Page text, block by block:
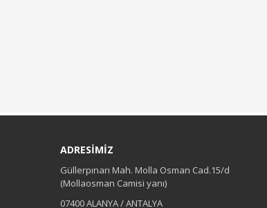
ADRESİMİZ
Güllerpınarı Mah. Molla Osman Cad.15/d
(Mollaosman Camisi yanı)
07400 ALANYA / ANTALYA